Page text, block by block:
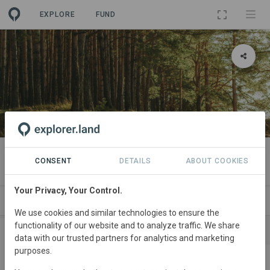
EXPLORE FUND
PROJECT
Flächenpool Burgsinn 1
SPONSORS
CONSENT DETAILS ABOUT COOKIES
Your Privacy, Your Control.
We use cookies and similar technologies to ensure the
functionality of our website and to analyze traffic. We share
data with our trusted partners for analytics and marketing
purposes.